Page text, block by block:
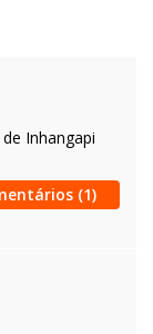
Inhangapi
(1)